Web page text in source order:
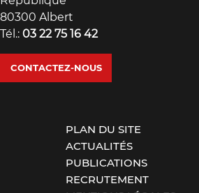
80300 Albert
Tél.: 03 22 75 16 42
CONTACTEZ-NOUS
PLAN DU SITE
ACTUALITÉS
PUBLICATIONS
RECRUTEMENT